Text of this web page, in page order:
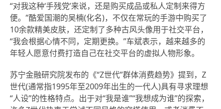
“对我这种‘手残党’来说，还是购买成品或私人定制来得方
便。”酷爱国潮的吴楠(化名)，不仅在常玩的手游中购买了
10余款精美皮肤，还定制了多种古风头像用于社交平台，
“我会根据心情不同，定期更换。”车斌表示，越来越多的
年轻人愿意付费打造自己在社交平台的虚拟人物形象。
苏宁金融研究院发布的《“Z世代”群体消费趋势》提到，Z
世代(通常指1995年至2009年出生的一代人)具有寻求理想
“人设”的性格特点。出于对“我是谁”“我想成为谁”的探索，